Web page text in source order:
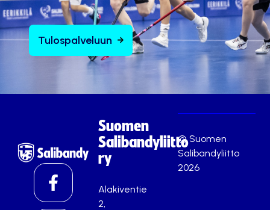
Tulospalveluun
Suomen
Salibandyliitto
ry
Alakiventie
2,
© Suomen
Salibandyliitto
2026